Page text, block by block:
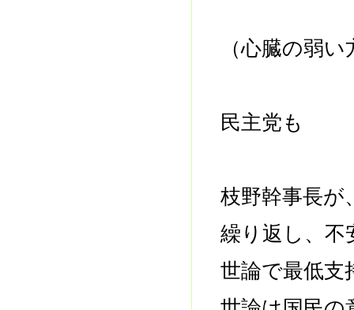
（心臓の弱
民主党も
枝野幹事長が
繰り返し、不
世論で最低支